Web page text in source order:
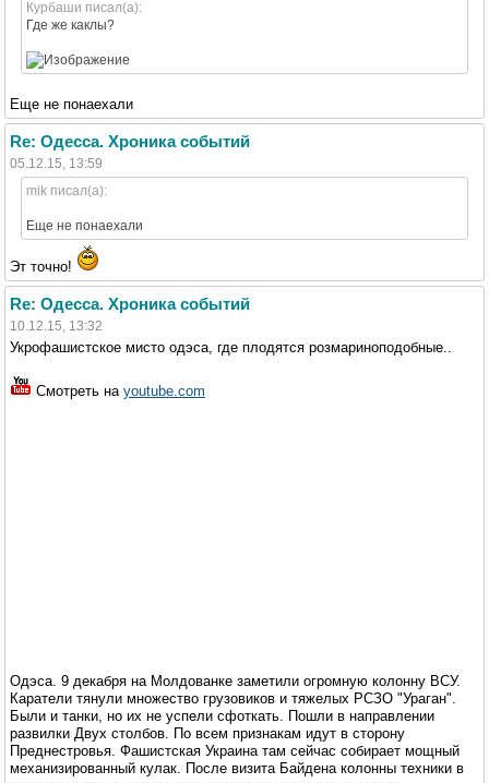
Курбаши писал(а):
Где же каклы?
Еще не понаехали
Re: Одесса. Хроника событий
05.12.15, 13:59
mik писал(а):
Еще не понаехали
Эт точно!
Re: Одесса. Хроника событий
10.12.15, 13:32
Укрофашистское мисто одэса, где плодятся розмариноподобные..
Смотреть на youtube.com
Одэса. 9 декабря на Молдованке заметили огромную колонну ВСУ.
Каратели тянули множество грузовиков и тяжелых РСЗО "Ураган".
Были и танки, но их не успели сфоткать. Пошли в направлении
развилки Двух столбов. По всем признакам идут в сторону
Преднестровья. Фашистская Украина там сейчас собирает мощный
механизированный кулак. После визита Байдена колонны техники в